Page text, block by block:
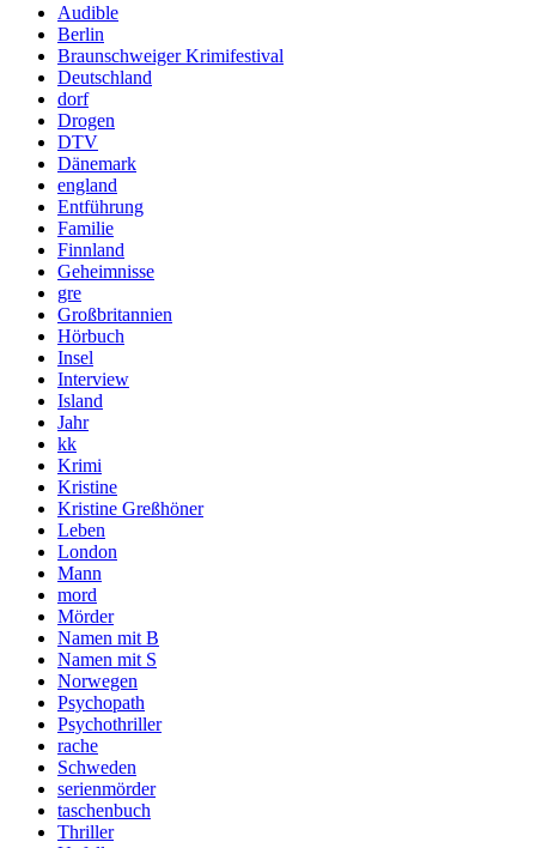
Audible
Berlin
Braunschweiger Krimifestival
Deutschland
dorf
Drogen
DTV
Dänemark
england
Entführung
Familie
Finnland
Geheimnisse
gre
Großbritannien
Hörbuch
Insel
Interview
Island
Jahr
kk
Krimi
Kristine
Kristine Greßhöner
Leben
London
Mann
mord
Mörder
Namen mit B
Namen mit S
Norwegen
Psychopath
Psychothriller
rache
Schweden
serienmörder
taschenbuch
Thriller